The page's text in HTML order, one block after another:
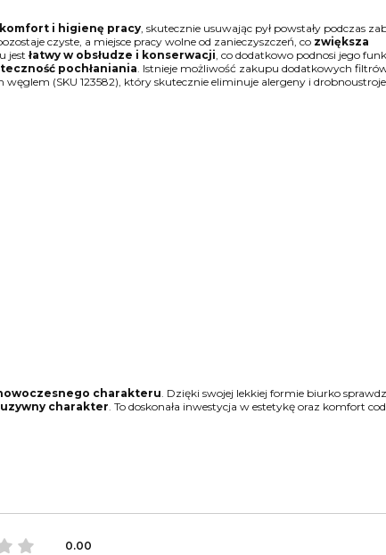
i higienę pracy, skutecznie usuwając pył powstały podczas
czyste, a miejsce pracy wolne od zanieczyszczeń, co zwiększa
jestłatwy w obsłudze i konserwacji , co dodatkowo podnosi jego
pochłaniania . Istnieje możliwość zakupu dodatkowych
(SKU 123582), który skutecznie eliminuje alergeny i
charakteru . Dzięki swojej lekkiej formie biurko
charakter . To doskonała inwestycja w estetykę oraz komfort
0.00